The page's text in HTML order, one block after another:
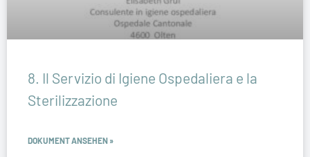
8. Il Servizio di Igiene Ospedaliera e la
Sterilizzazione
DOKUMENT ANSEHEN »